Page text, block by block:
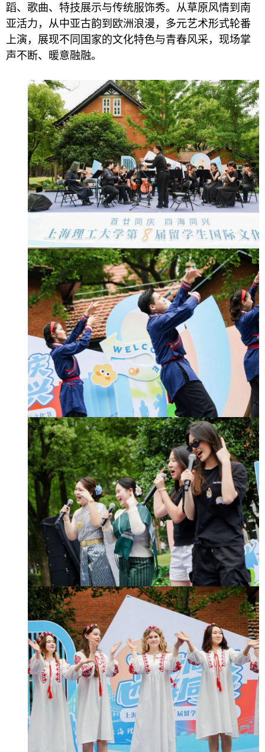
蹈、歌曲、特技展示与传统服饰秀。从草原风情到南
亚活力，从中亚古韵到欧洲浪漫，多元艺术形式轮番
上演，展现不同国家的文化特色与青春风采，现场掌
声不断、暖意融融。